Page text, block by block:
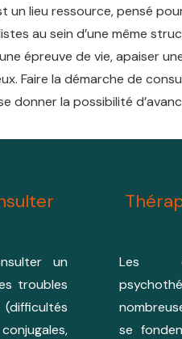
lieu ressource, pensé
au sein d’une même
épreuve de vie, apaiser
Faire la démarche de
donner la possibilité
un
troubles
Les
se